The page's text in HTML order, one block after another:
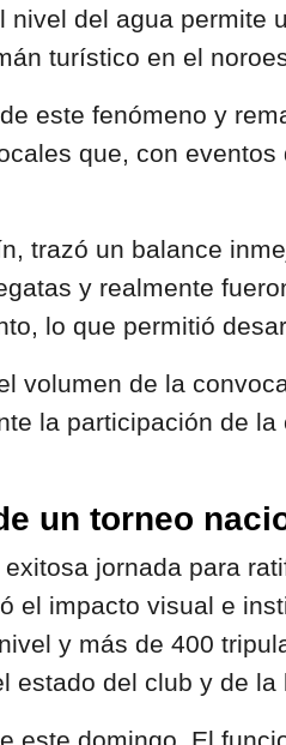
del agua
turístico en el
este fenómeno y
que, con
trazó un balance
y realmente
lo que permitió
volumen de la
la participación de
un torneo
jornada para
el impacto visual e
y más de 400
del club y de